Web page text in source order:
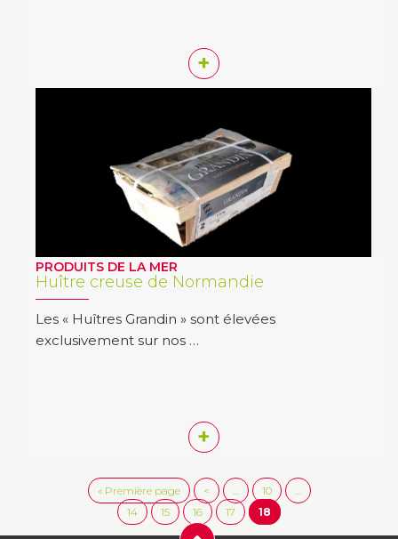
+
PRODUITS DE LA MER
Huître creuse de Normandie
Les « Huîtres Grandin » sont élevées
exclusivement sur nos …
+
« Première page < … 10
…
14
15 16 17 18